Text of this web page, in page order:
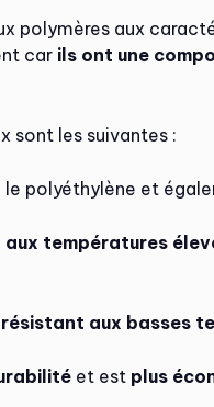
polymères aux
car ils ont une
sont les suivantes :
le polyéthylène et
températures
aux basses
et est plus